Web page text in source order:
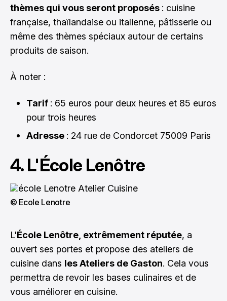
thèmes qui vous seront proposés : cuisine
française, thaïlandaise ou italienne, pâtisserie ou
même des thèmes spéciaux autour de certains
produits de saison.
À noter :
Tarif : 65 euros pour deux heures et 85 euros
pour trois heures
Adresse : 24 rue de Condorcet 75009 Paris
4. L'École Lenôtre
© Ecole Lenotre
L'École Lenôtre, extrêmement réputée, a
ouvert ses portes et propose des ateliers de
cuisine dans les Ateliers de Gaston. Cela vous
permettra de revoir les bases culinaires et de
vous améliorer en cuisine.